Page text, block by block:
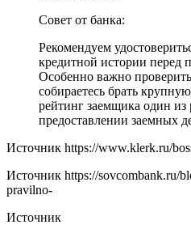
Совет от банка:
Рекомендуем
кредитной истории перед
Особенно важно
собираетесь брать
рейтинг заемщика один
предоставлении заемных
Источник https://www.klerk.ru/
Источник https://sovcombank.ru/
pravilno-
Источник